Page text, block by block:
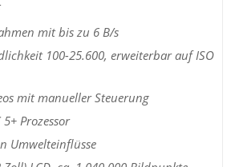
mit bis zu 6 B/s
100-25.600, erweiterbar auf ISO
mit manueller Steuerung
5+ Prozessor
Umwelteinflüsse